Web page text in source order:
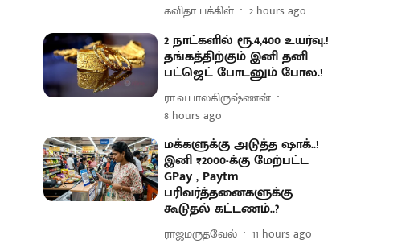
கவிதா பக்கிள் 2 hours ago
2 நாட்களில் ரூ.4,400 உயர்வு.!
தங்கத்திற்கும் இனி தனி
பட்ஜெட் போடனும் போல.!
ரா.வ.பாலகிருஷ்ணன்
8 hours ago
மக்களுக்கு அடுத்த ஷாக்..!
இனி ₹2000-க்கு மேற்பட்ட
GPay , Paytm
பரிவர்த்தனைகளுக்கு
கூடுதல் கட்டணம்..?
ராஜமருதவேல் 11 hours ago